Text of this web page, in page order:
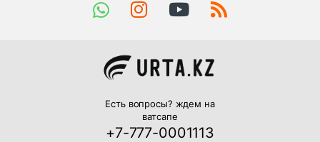
Есть вопросы? ждем на
ватсапе
+7-777-0001113